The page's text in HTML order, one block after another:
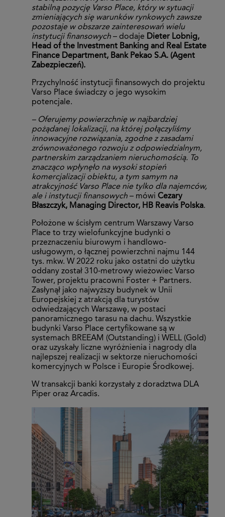
stabilną pozycję Varso Place, który w sytuacji
zmieniających się warunków rynkowych zawsze
pozostaje w obszarze zainteresowań wielu
instytucji finansowych – dodaje Dieter Lobnig,
Head of the Investment Banking and Real Estate
Finance Department, Bank Pekao S.A. (Agent
Zabezpieczeń).
Przychylność instytucji finansowych do projektu
Varso Place świadczy o jego wysokim
potencjale.
– Oferujemy powierzchnię w najbardziej
pożądanej lokalizacji, na której połączyliśmy
innowacyjne rozwiązania, zgodne z zasadami
zrównoważonego rozwoju z odpowiedzialnym,
partnerskim zarządzaniem nieruchomością. To
znacząco wpłynęło na wysoki stopień
komercjalizacji obiektu, a tym samym na
atrakcyjność Varso Place nie tylko dla najemców,
ale i instytucji finansowych – mówi Cezary
Błaszczyk, Managing Director, HB Reavis Polska.
Położone w ścisłym centrum Warszawy Varso
Place to trzy wielofunkcyjne budynki o
przeznaczeniu biurowym i handlowo-
usługowym, o łącznej powierzchni najmu 144
tys. mkw. W 2022 roku jako ostatni do użytku
oddany został 310-metrowy wieżowiec Varso
Tower, projektu pracowni Foster + Partners.
Zasłynął jako najwyższy budynek w Unii
Europejskiej z atrakcją dla turystów
odwiedzających Warszawę, w postaci
panoramicznego tarasu na dachu. Wszystkie
budynki Varso Place certyfikowane są w
systemach BREEAM (Outstanding) i WELL (Gold)
oraz uzyskały liczne wyróżnienia i nagrody dla
najlepszej realizacji w sektorze nieruchomości
komercyjnych w Polsce i Europie Środkowej.
W transakcji banki korzystały z doradztwa DLA
Piper oraz Arcadis.